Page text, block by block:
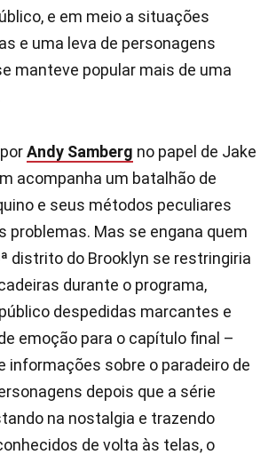
e em meio a situações
e uma leva de personagens
manteve popular mais de uma
Andy Samberg no papel de Jake
acompanha um batalhão de
e seus métodos peculiares
problemas. Mas se engana quem
distrito do Brooklyn se restringiria
durante o programa,
despedidas marcantes e
emoção para o capítulo final –
informações sobre o paradeiro de
depois que a série
na nostalgia e trazendo
de volta às telas, o